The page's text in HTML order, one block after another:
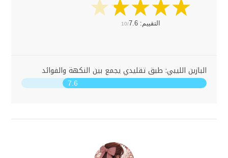
التقييم: 10/7.6
البازين الليبي: طبق تقليدي يجمع بين النكهة والفوائد
7.6